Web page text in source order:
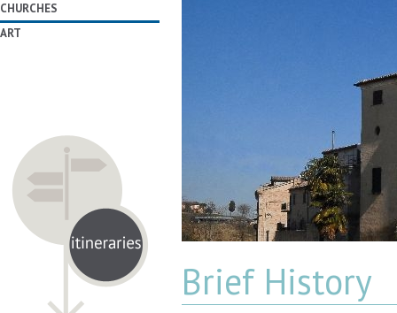
CHURCHES
ART
Brief History